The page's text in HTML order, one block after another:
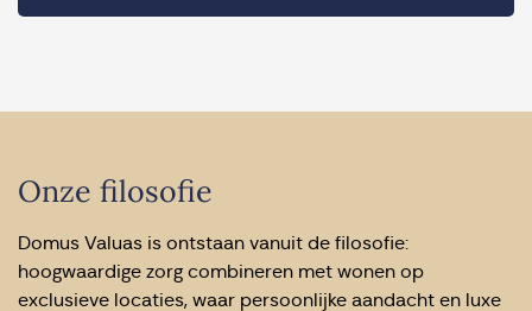
Onze filosofie
Domus Valuas is ontstaan vanuit de filosofie:
hoogwaardige zorg combineren met wonen op
exclusieve locaties, waar persoonlijke aandacht en luxe